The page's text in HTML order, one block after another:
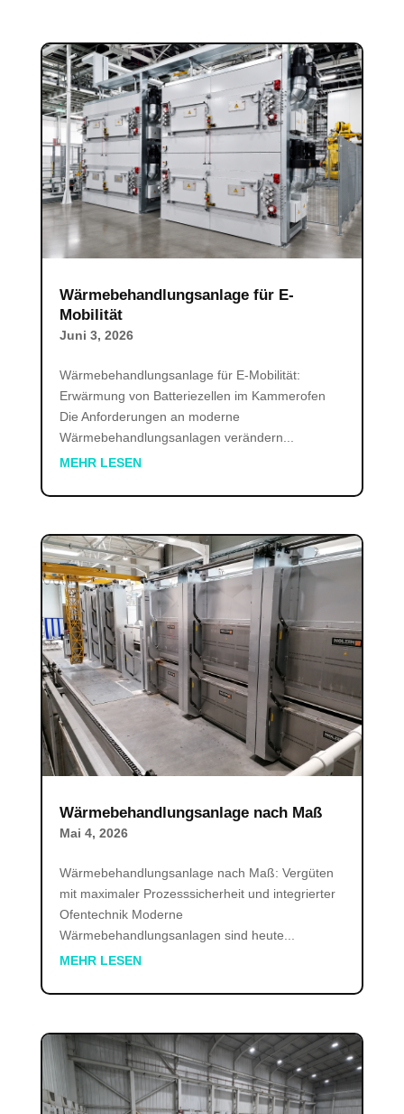
Wärmebehandlungsanlage für E-
Mobilität
Juni 3, 2026
Wärmebehandlungsanlage für E-Mobilität:
Erwärmung von Batteriezellen im Kammerofen
Die Anforderungen an moderne
Wärmebehandlungsanlagen verändern...
MEHR LESEN
Wärmebehandlungsanlage nach Maß
Mai 4, 2026
Wärmebehandlungsanlage nach Maß: Vergüten
mit maximaler Prozesssicherheit und integrierter
Ofentechnik Moderne
Wärmebehandlungsanlagen sind heute...
MEHR LESEN